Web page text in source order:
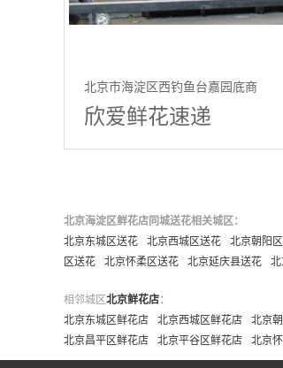
北京市海淀区西钓鱼台嘉园底商
欣爱鲜花速递
北京海淀区鲜花店同城送花相关城区：
北京东城区送花
北京西城区送花 北京朝阳
区送花
北京怀柔区送花 北京延庆县送花
相邻城区北京鲜花店：
北京东城区鲜花店
北京西城区鲜花店 北京
北京昌平区鲜花店
北京平谷区鲜花店 北京